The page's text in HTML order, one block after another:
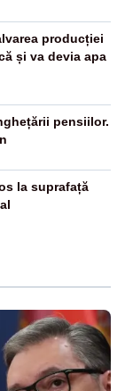
producției
și va devia apa
pensiilor.
la suprafață